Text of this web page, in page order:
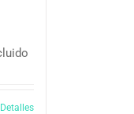
Detalles